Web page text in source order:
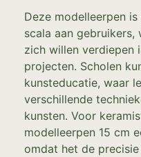
Deze modelleerpen
scala aan
zich willen verdiepen
projecten. Scholen
kunsteducatie, waar
verschillende
kunsten. Voor
modelleerpen 15 cm
omdat het de